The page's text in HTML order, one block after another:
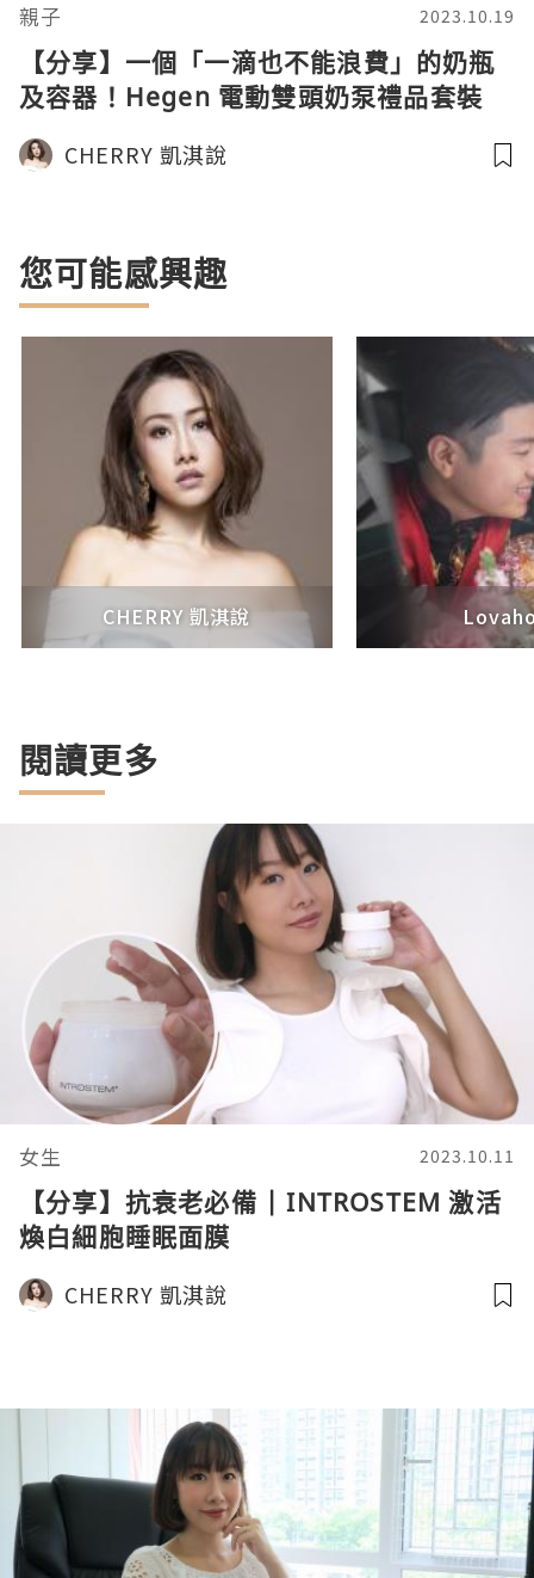
親子 2023.10.19
【分享】一個「一滴也不能浪費」的奶瓶
及容器！Hegen 電動雙頭奶泵禮品套裝
(內文含折扣優惠！)
CHERRY 凱淇說
您可能感興趣
CHERRY 凱淇說
閱讀更多
女生 2023.10.11
【分享】抗衰老必備 | INTROSTEM 激活
煥白細胞睡眠面膜
CHERRY 凱淇說